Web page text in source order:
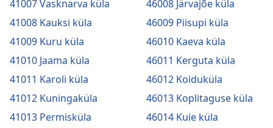
41007 Vasknarva küla
41008 Kauksi küla
41009 Kuru küla
41010 Jaama küla
41011 Karoli küla
41012 Kuningaküla
41013 Permisküla
46008 Järvajõe küla
46009 Piisupi küla
46010 Kaeva küla
46011 Kerguta küla
46012 Koiduküla
46013 Koplitaguse küla
46014 Kuie küla